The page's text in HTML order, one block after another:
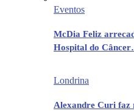
Eventos
McDia Feliz
Hospital do
Londrina
Alexandre Curi faz